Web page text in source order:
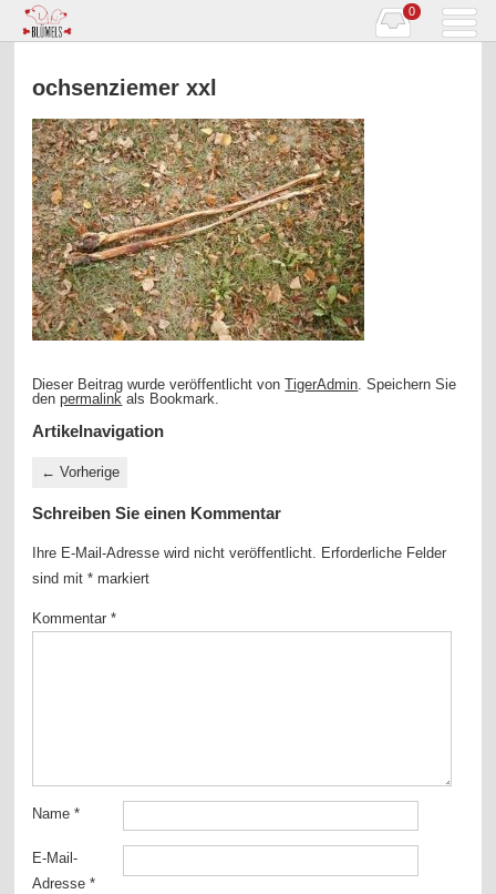
0
ochsenziemer xxl
Dieser Beitrag wurde veröffentlicht vonTigerAdmin. Speichern Sie
denpermalink als Bookmark.
Artikelnavigation
← Vorherige
Schreiben Sie einen Kommentar
Ihre E-Mail-Adresse wird nicht veröffentlicht.
Erforderliche Felder
sind mit* markiert
Kommentar*
Name*
E-Mail-
Adresse*